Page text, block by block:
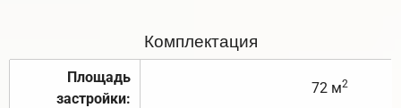
Комплектация
Площадь
застройки:
72 м2